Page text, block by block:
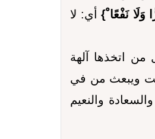
وَلَا نَفْعًا ْ}أي: لا
من اتخذها آلهة
ويبعث من في
والنعيم